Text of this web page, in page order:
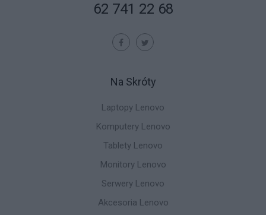
62 741 22 68
Na Skróty
Laptopy Lenovo
Komputery Lenovo
Tablety Lenovo
Monitory Lenovo
Serwery Lenovo
Akcesoria Lenovo